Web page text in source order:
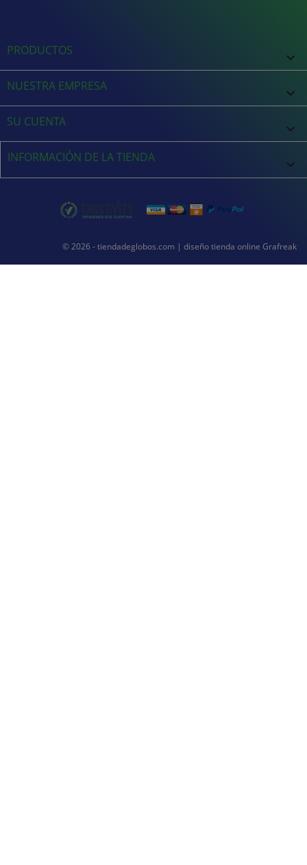
PRODUCTOS 
NUESTRA EMPRESA 
SU CUENTA 
INFORMACIÓN DE LA TIENDA keyboard_arrow_down
© 2026 - tiendadeglobos.com | diseño tienda online Grafreak